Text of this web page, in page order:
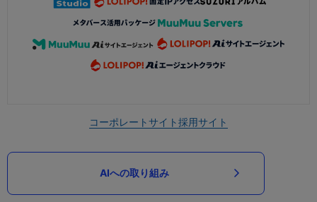
コーポレートサイト採用サイト
AIへの取り組み